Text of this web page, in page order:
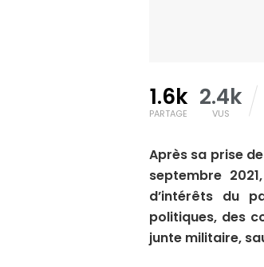
1.6k
PARTAGE
2.4k
VUS
Après sa prise
septembre
d’intérêts du
politiques, des
junte militaire,